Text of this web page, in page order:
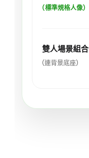
(標準規格人像)
雙人場景組合
(連背景底座)